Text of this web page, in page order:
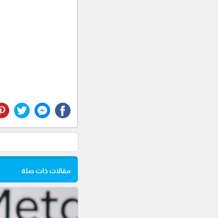
مقالات ذات صلة